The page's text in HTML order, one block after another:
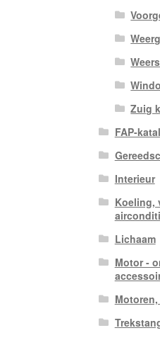
Zuig
FAP-
Interieur
Koeling,
Lichaam
Motor -